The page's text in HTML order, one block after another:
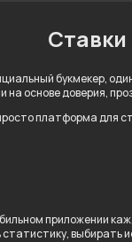
Ставки
букмекер,
на основе доверия,
платформа для
приложении
выбирать